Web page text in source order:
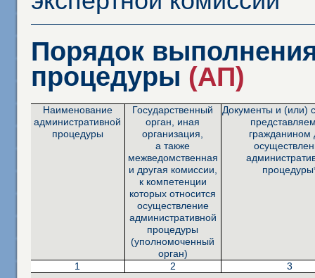
Порядок
процедуры (АП)
Наименование
административной
процедуры
Государственный
орган, иная
организация,
а также
межведомственная
и другая комиссии,
к компетенции
которых относится
осуществление
административной
процедуры
(уполномоченный
орган)
Документы и (или)
гражданином
1 2 3